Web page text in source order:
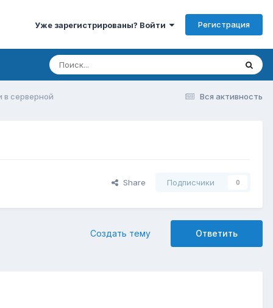
Уже зарегистрированы? Войти Регистрация
Вся активность
серверной
Share Подписчики 0
Ответить
Создать тему